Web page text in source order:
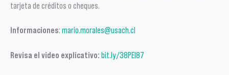
tarjeta de créditos o cheques.
Informaciones: mario.morales@usach.cl
Revisa el video explicativo: bit.ly/38PEl87